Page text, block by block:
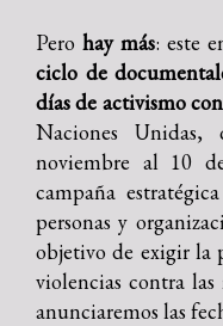
Perohay más: este
ciclo de
días de activismo
Naciones
noviembre al 10
campaña
personas y
objetivo de exigir la
violencias contra las
anunciaremos las